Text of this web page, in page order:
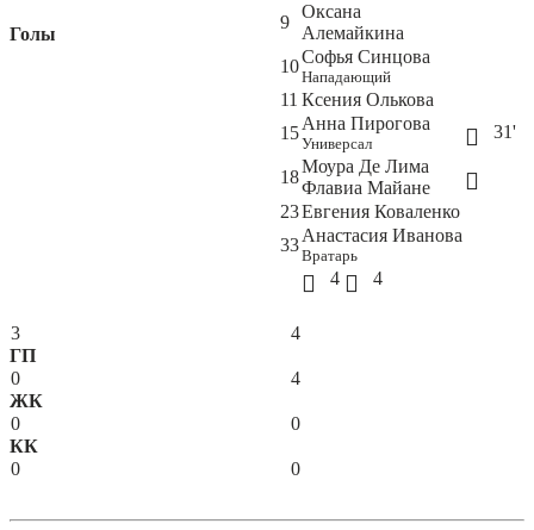
9
Оксана
Алемайкина
10Софья Синцова
Нападающий
11 Ксения Олькова
15Анна Пирогова
Универсал
31'
18
Моура Де Лима
Флавиа Майане
23Евгения Коваленко
33Анастасия Иванова
Вратарь
4 4
Голы
3
4
ГП
0
4
ЖК
0
0
КК
0
0